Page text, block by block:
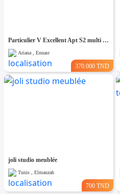
Particulier V Excellent Apt S2 multi Usage
Ariana , Ennasr
370.000 TND
joli studio meublée
Tunis , Elmanzah
700 TND